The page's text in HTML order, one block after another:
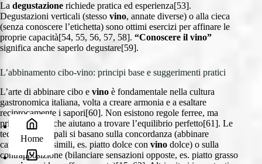
La degustazione richiede pratica ed esperienza[53].
Degustazioni verticali (stesso vino, annate diverse) o alla cieca
(senza conoscere l’etichetta) sono ottimi esercizi per affinare le
proprie capacità[54, 55, 56, 57, 58]. “Conoscere il vino”
significa anche saperlo degustare[59].
L’abbinamento cibo-vino: principi base e suggerimenti pratici
L’arte di abbinare cibo e vino è fondamentale nella cultura
gastronomica italiana, volta a creare armonia e a esaltare
reciprocamente i sapori[60]. Non esistono regole ferree, ma
principi guida che aiutano a trovare l’equilibrio perfetto[61]. Le
tecniche principali si basano sulla concordanza (abbinare
caratteristiche simili, es. piatto dolce con vino dolce) o sulla
contrapposizione (bilanciare sensazioni opposte, es. piatto grasso
Home